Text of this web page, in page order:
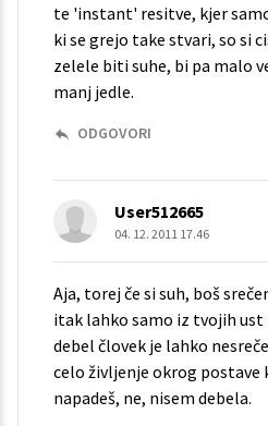
te 'instant' resitve, kjer
ki se grejo take stvari, so si
zelele biti suhe, bi pa malo
manj jedle.
ODGOVORI
User512665
04. 12. 2011 17.46
Aja, torej če si suh, boš
itak lahko samo iz tvojih
debel človek je lahko
celo življenje okrog postave
napadeš, ne, nisem debela.